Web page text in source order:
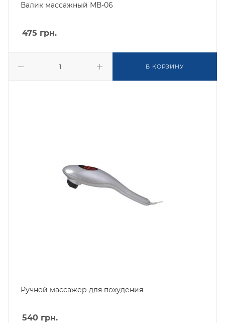
Валик массажный МВ-06
475 грн.
В КОРЗИНУ
Ручной массажер для похудения
540 грн.